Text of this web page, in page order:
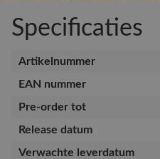
Specificaties
Artikelnummer
EAN nummer
Pre-order tot
Release datum
Verwachte leverdatum